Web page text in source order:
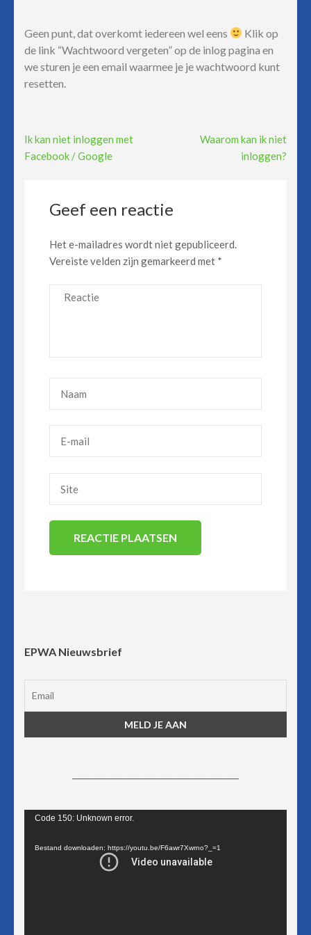
Geen punt, dat overkomt iedereen wel eens
Klik op
de link “Wachtwoord vergeten” op de inlog pagina en
we sturen je een email waarmee je je wachtwoord kunt
resetten.
Berichtnavigatie
Ik kan niet inloggen met
Facebook / Google
Waarom kan ik niet
inloggen?
Geef een reactie
Het e-mailadres wordt niet gepubliceerd.
Vereiste velden zijn gemarkeerd met *
Reactie
mail *
EPWA Nieuwsbrief
Videospeler
Code 150: Unknown error.
Bestand downloaden: https://youtu.be/F6awr7Xwrno?_=1